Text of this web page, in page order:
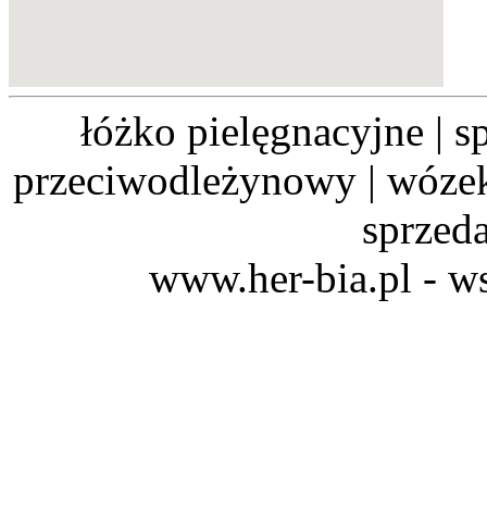
łóżko pielęgnacyjne |
przeciwodleżynowy |
www.her-bia.pl -